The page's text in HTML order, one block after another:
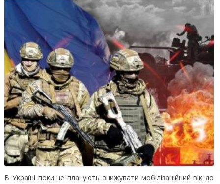
В Україні поки не планують знижувати мобілізаційний вік до